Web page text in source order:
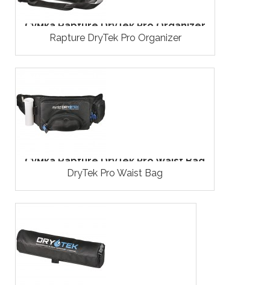
Сумка Rapture DryTek Pro Organizer
Rapture DryTek Pro Organizer
Сумка Rapture DryTek Pro Waist Bag
DryTek Pro Waist Bag